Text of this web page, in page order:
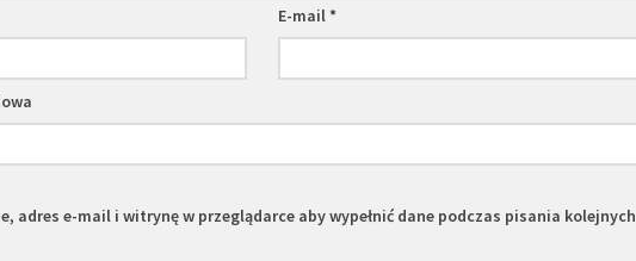
E-mail*
adres e-mail i witrynę w przeglądarce aby wypełnić dane podczas pisania kolejnych